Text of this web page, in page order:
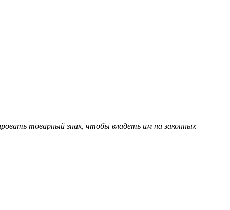
товарный знак, чтобы владеть им на законных